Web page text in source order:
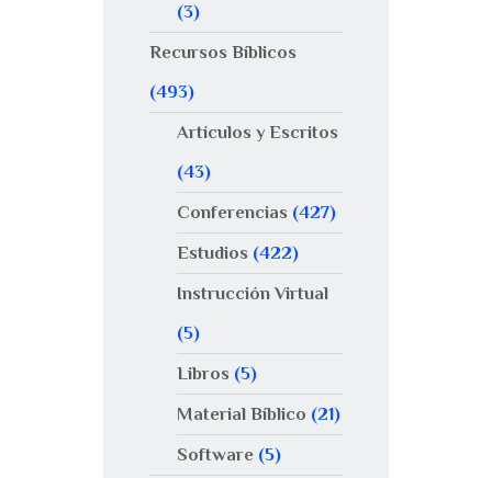
(3)
Recursos Bíblicos
(493)
Artículos y Escritos
(43)
Conferencias (427)
Estudios (422)
Instrucción Virtual
(5)
Libros (5)
Material Bíblico (21)
Software(5)